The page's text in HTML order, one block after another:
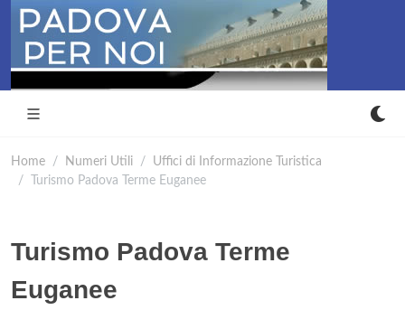
Home Numeri Utili
Uffici di Informazione Turistica
Turismo Padova Terme Euganee
Turismo Padova Terme
Euganee